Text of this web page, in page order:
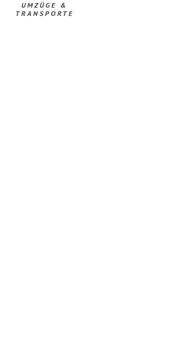
UMZÜGE &
TRANSPORTE